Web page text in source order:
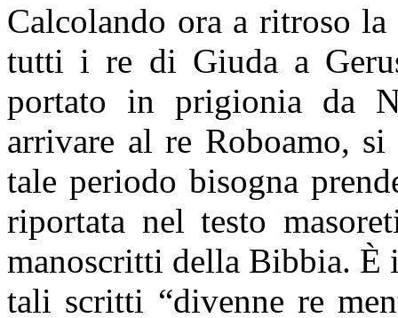
Calcolando ora a ritroso
tutti i re di Giuda a
portato in prigionia da
arrivare al re Roboamo,
tale periodo bisogna
riportata nel testo
manoscritti della Bibbia. È
tali scritti “divenne re